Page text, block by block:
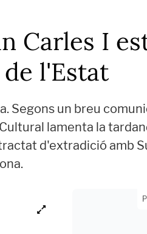
Carles I
l'Estat
Segons un breu
lamenta la
d'extradició amb